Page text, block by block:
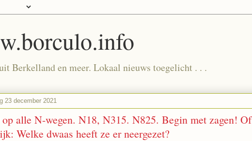
Berkelland en meer. Lokaal nieuws toegelicht . . .
23 december 2021
op alle N-wegen. N18, N315. N825. Begin met zagen! Of
Welke dwaas heeft ze er neergezet?